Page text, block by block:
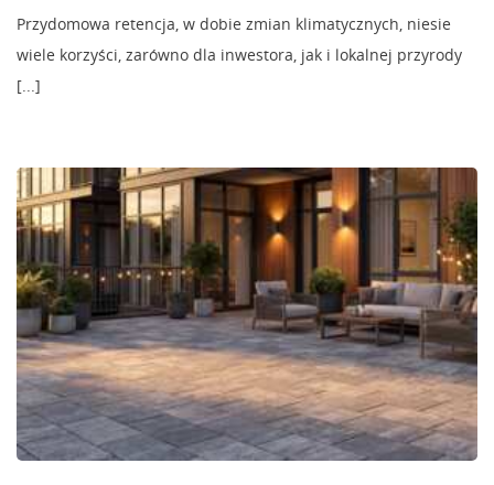
Przydomowa retencja, w dobie zmian klimatycznych, niesie
wiele korzyści, zarówno dla inwestora, jak i lokalnej przyrody
[...]